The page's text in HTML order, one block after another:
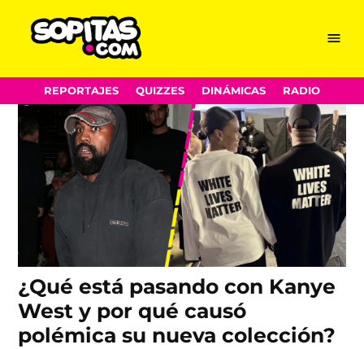
content
Menu
REPORTAJES QUIZZES DINÁMICAS RADIO
Gigi Hadid
¿Qué está pasando con Kanye
West y por qué causó
polémica su nueva colección?